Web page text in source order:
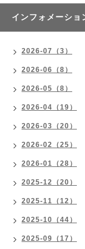
インフォメーショ
2026-07（3）
2026-06（8）
2026-05（8）
2026-04（19）
2026-03（20）
2026-02（25）
2026-01（28）
2025-12（20）
2025-11（12）
2025-10（44）
2025-09（17）